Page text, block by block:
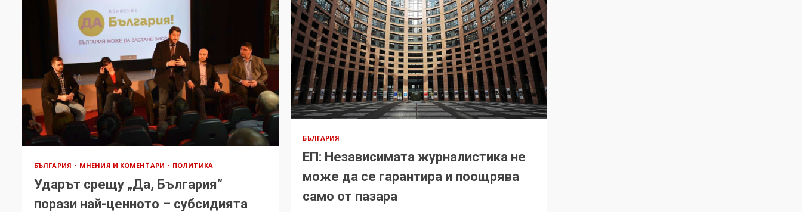
БЪЛГАРИЯ
ЕП: Независимата журналистика не
може да се гарантира и поощрява
само от пазара
БЪЛГАРИЯ МНЕНИЯ И КОМЕНТАРИ ПОЛИТИКА
Ударът срещу „Да, България”
порази най-ценното – субсидията